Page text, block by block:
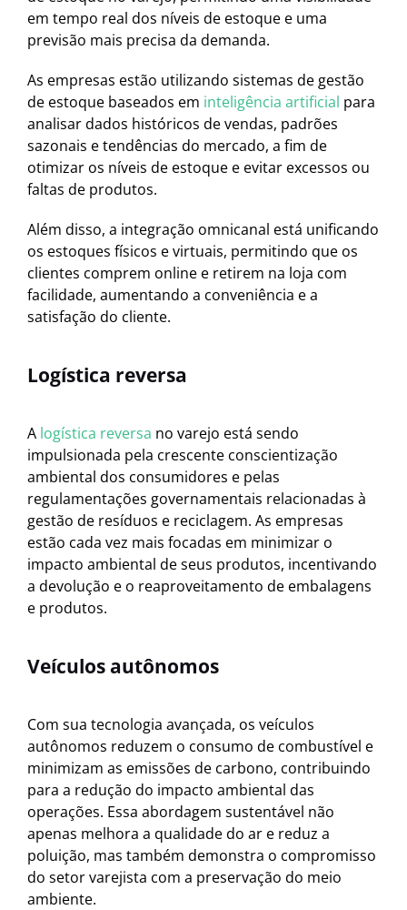
em tempo real dos níveis de estoque e uma
previsão mais precisa da demanda.
As empresas estão utilizando sistemas de gestão
de estoque baseados em inteligência artificial para
analisar dados históricos de vendas, padrões
sazonais e tendências do mercado, a fim de
otimizar os níveis de estoque e evitar excessos ou
faltas de produtos.
Além disso, a integração omnicanal está unificando
os estoques físicos e virtuais, permitindo que os
clientes comprem online e retirem na loja com
facilidade, aumentando a conveniência e a
satisfação do cliente.
Logística reversa
A logística reversa no varejo está sendo
impulsionada pela crescente conscientização
ambiental dos consumidores e pelas
regulamentações governamentais relacionadas à
gestão de resíduos e reciclagem. As empresas
estão cada vez mais focadas em minimizar o
impacto ambiental de seus produtos, incentivando
a devolução e o reaproveitamento de embalagens
e produtos.
Veículos autônomos
Com sua tecnologia avançada, os veículos
autônomos reduzem o consumo de combustível e
minimizam as emissões de carbono, contribuindo
para a redução do impacto ambiental das
operações. Essa abordagem sustentável não
apenas melhora a qualidade do ar e reduz a
poluição, mas também demonstra o compromisso
do setor varejista com a preservação do meio
ambiente.